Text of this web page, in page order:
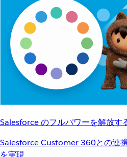
Salesforce のフルパワーを解放す
Salesforce Customer 360との連
を実現